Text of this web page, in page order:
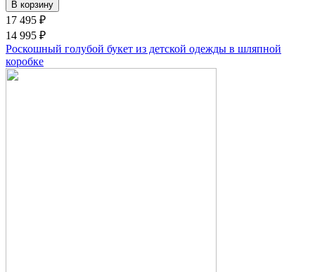
17 495 ₽
14 995 ₽
Роскошный голубой букет из детской одежды в шляпной
коробке